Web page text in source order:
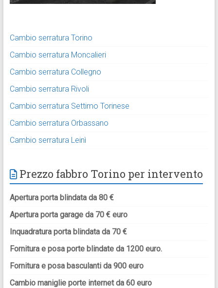
Cambio serratura Torino
Cambio serratura Moncalieri
Cambio serratura Collegno
Cambio serratura Rivoli
Cambio serratura Settimo Torinese
Cambio serratura Orbassano
Cambio serratura Leinì
Prezzo fabbro Torino per intervento
Apertura porta blindata da 80 €
Apertura porta garage da 70 € euro
Inquadratura porta blindata da 70 €
Fornitura e posa porte blindate da 1200 euro.
Fornitura e posa basculanti da 900 euro
Cambio maniglie porte internet da 60 euro